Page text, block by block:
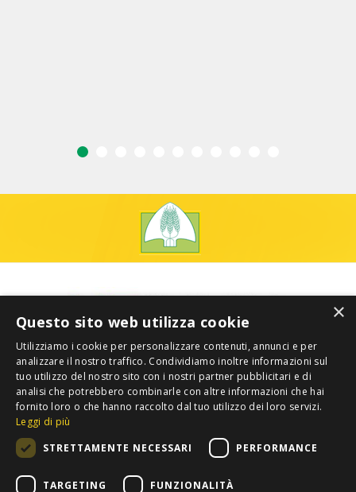
×
Questo sito web utilizza cookie
Utilizziamo i cookie per personalizzare contenuti, annunci e per
analizzare il nostro traffico. Condividiamo inoltre informazioni sul
tuo utilizzo del nostro sito con i nostri partner pubblicitari e di
analisi che potrebbero combinarle con altre informazioni che hai
fornito loro o che hanno raccolto dal tuo utilizzo dei loro servizi.
Leggi di più
STRETTAMENTE NECESSARI
PERFORMANCE
TARGETING FUNZIONALITÀ